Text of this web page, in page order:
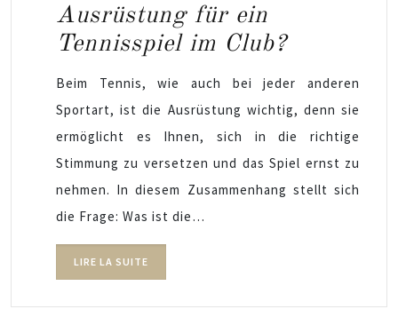
Ausrüstung für ein
Tennisspiel im Club?
Beim Tennis, wie auch bei jeder anderen
Sportart, ist die Ausrüstung wichtig, denn sie
ermöglicht es Ihnen, sich in die richtige
Stimmung zu versetzen und das Spiel ernst zu
nehmen. In diesem Zusammenhang stellt sich
die Frage: Was ist die…
LIRE LA SUITE